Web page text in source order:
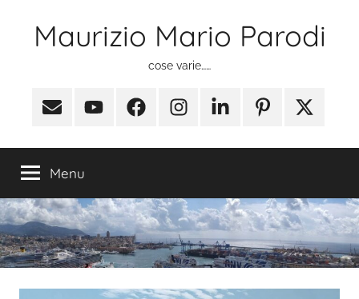
Maurizio Mario Parodi
cose varie……
Email YoutubeFacebookInstagramLinkedinPinterest
X
Twitter)
Menu